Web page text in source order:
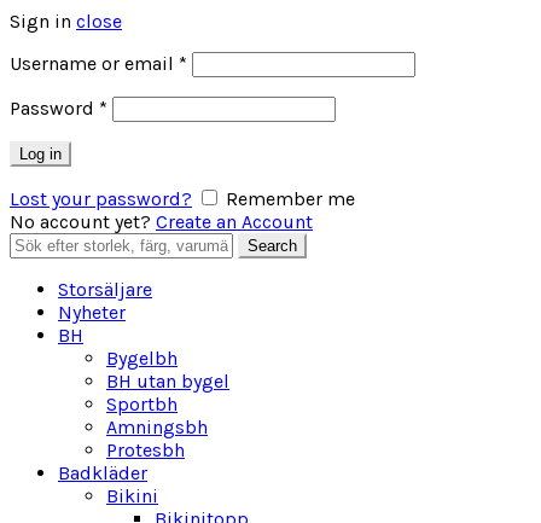
Sign in close
Username or email *
Password *
Log in
Lost your password?
Remember me
No account yet? Create an Account
Search
for:
Search
Storsäljare
Nyheter
BH
Bygelbh
BH utan bygel
Sportbh
Amningsbh
Protesbh
Badkläder
Bikini